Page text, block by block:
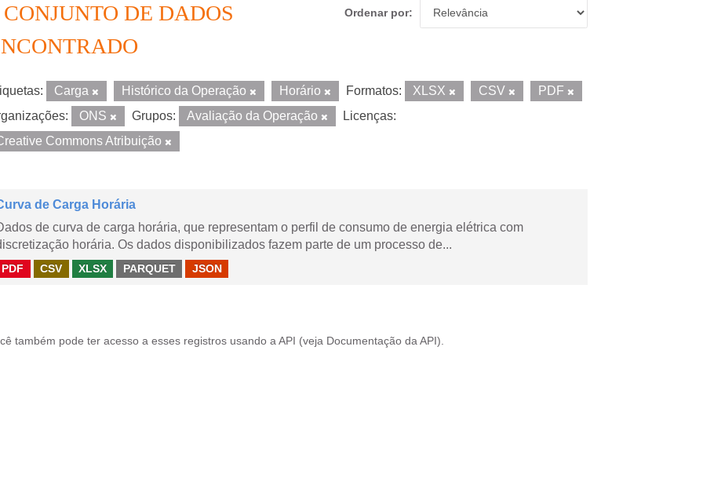
Ordenar por
CONJUNTO DE DADOS
Carga Histórico da Operação Horário Formatos: XLSX CSV
PDF
ONS Grupos: Avaliação da Operação
Licenças:
Commons Atribuição
de Carga Horária
de curva de carga horária, que representam o perfil de consumo de energia elétrica com
horária. Os dados disponibilizados fazem parte de um processo de...
PDF CSV XLSX PARQUET JSON
também pode ter acesso a esses registros usando a API (veja Documentação da API ).